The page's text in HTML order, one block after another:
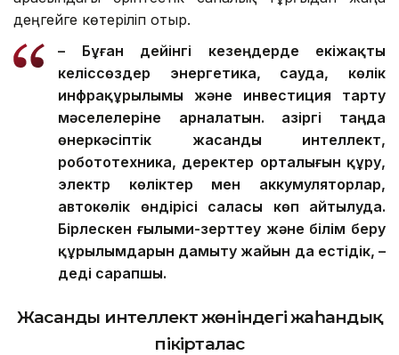
зерттеулері бөлімінің аға сарапшысы Жадыра
Әсетқызының айтуынша, бүгінде Астана-Бейжің
арасындағы әріптестік сапалық тұрғыдан жаңа
деңгейге көтеріліп отыр.
– Бұған дейінгі кезеңдерде екіжақты
келіссөздер энергетика, сауда, көлік
инфрақұрылымы және инвестиция тарту
мәселелеріне арналатын. Қазіргі таңда
өнеркәсіптік жасанды интеллект,
робототехника, деректер орталығын құру,
электр көліктер мен аккумуляторлар,
автокөлік өндірісі саласы көп айтылуда.
Бірлескен ғылыми-зерттеу және білім беру
құрылымдарын дамыту жайын да естідік, –
деді сарапшы.